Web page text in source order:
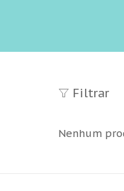
Filtrar
Nenhum